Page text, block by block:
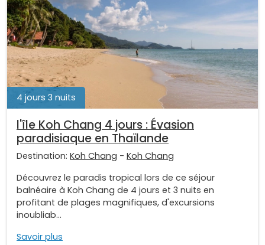
4 jours 3 nuits
l'île Koh Chang 4 jours : Évasion
paradisiaque en Thaïlande
Destination: Koh Chang - Koh Chang
Découvrez le paradis tropical lors de ce séjour
balnéaire à Koh Chang de 4 jours et 3 nuits en
profitant de plages magnifiques, d'excursions
inoubliab...
Savoir plus